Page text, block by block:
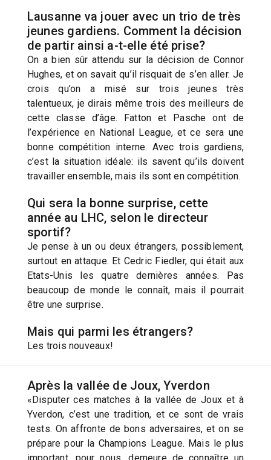
Lausanne va jouer avec un trio de très
jeunes gardiens. Comment la décision
de partir ainsi a-t-elle été prise?
On a bien sûr attendu sur la décision de Connor
Hughes, et on savait qu’il risquait de s’en aller. Je
crois qu’on a misé sur trois jeunes très
talentueux, je dirais même trois des meilleurs de
cette classe d’âge. Fatton et Pasche ont de
l’expérience en National League, et ce sera une
bonne compétition interne. Avec trois gardiens,
c’est la situation idéale: ils savent qu’ils doivent
travailler ensemble, mais ils sont en compétition.
Qui sera la bonne surprise, cette
année au LHC, selon le directeur
sportif?
Je pense à un ou deux étrangers, possiblement,
surtout en attaque. Et Cedric Fiedler, qui était aux
Etats-Unis les quatre dernières années. Pas
beaucoup de monde le connaît, mais il pourrait
être une surprise.
Mais qui parmi les étrangers?
Les trois nouveaux!
Après la vallée de Joux, Yverdon
«Disputer ces matches à la vallée de Joux et à
Yverdon, c’est une tradition, et ce sont de vrais
tests. On affronte de bons adversaires, et on se
prépare pour la Champions League. Mais le plus